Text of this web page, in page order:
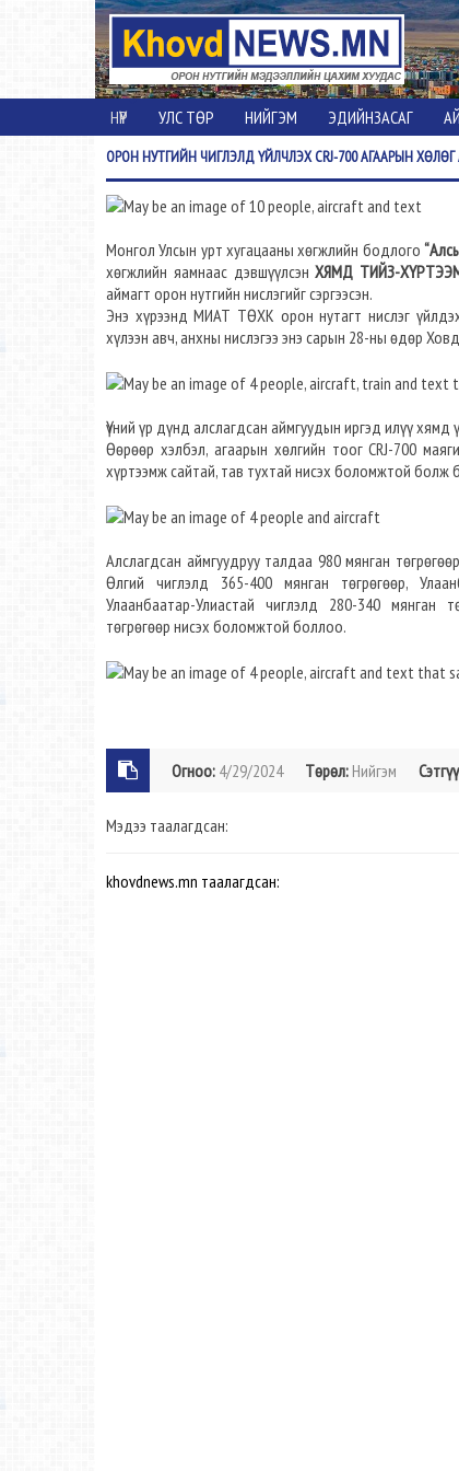
НҮҮР УЛС ТӨР НИЙГЭМ ЭДИЙНЗАСАГ
ОРОННУТГИЙН ЧИГЛЭЛД ҮЙЛЧЛЭХ CRJ-700 АГААРЫН
Монгол Улсын урт хугацааны хөгжлийн бодлого
хөгжлийн яамнаас дэвшүүлсэнХЯМД ТИЙЗ-
аймагт орон нутгийн нислэгийг сэргээсэн.
Энэ хүрээнд МИАТ ТӨХК орон нутагт нислэг
хүлээн авч, анхны нислэгээ энэ сарын 28-ны өдөр
Үүний үр дүнд алслагдсан аймгуудын иргэд илүү
Өөрөөр хэлбэл, агаарын хөлгийн тоог CRJ-700
хүртээмж сайтай, тав тухтай нисэх боломжтой болж
Алслагдсан аймгуудруу талдаа 980 мянган
Өлгий чиглэлд 365-400 мянган төгрөгөөр,
Улаанбаатар-Улиастай чиглэлд 280-340 мянган
төгрөгөөр нисэх боломжтой боллоо.
Огноо: 4/29/2024 Төрөл: Нийгэм
Мэдээ таалагдсан:
khovdnews.mn таалагдсан: